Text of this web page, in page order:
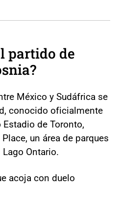
partido de
México y Sudáfrica se
conocido oficialmente
de Toronto,
un área de parques
Ontario.
acoja con duelo